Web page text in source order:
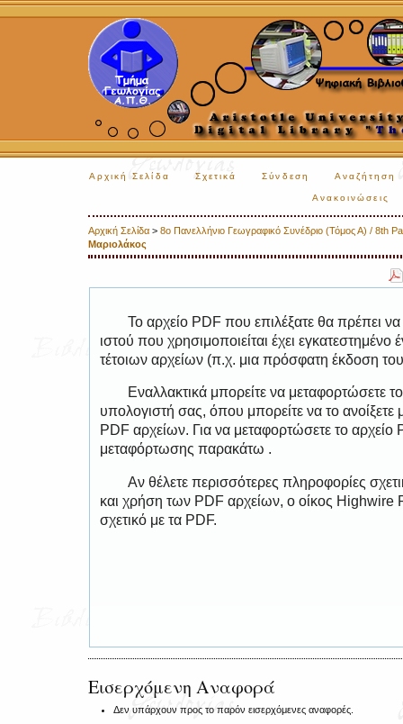
Αρχική Σελίδα Σχετικά Σύνδεση Αναζήτηση
Ανακοινώσεις
Αρχική Σελίδα > 8ο Πανελλήνιο Γεωγραφικό Συνέδριο (Τόμος Α) / 8th
Μαριολάκος
Το αρχείο PDF που επιλέξατε θα πρέπει
ιστού που χρησιμοποιείται έχει
τέτοιων αρχείων (π.χ. μια πρόσφατη έκδοση
Εναλλακτικά μπορείτε να μεταφορτώσετε
υπολογιστή σας, όπου μπορείτε να το
PDF αρχείων. Για να μεταφορτώσετε το
μεταφόρτωσης παρακάτω .
Αν θέλετε περισσότερες πληροφορίες
και χρήση των PDF αρχείων, ο οίκος Highwire
σχετικό με τα PDF.
Εισερχόμενη Αναφορά
Δεν υπάρχουν προς το παρόν εισερχόμενες αναφορές.